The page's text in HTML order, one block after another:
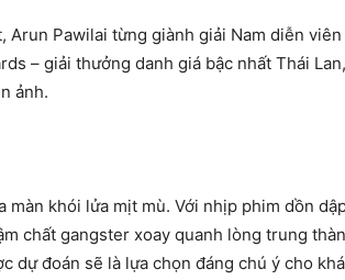
Arun Pawilai từng giành giải Nam diễn
– giải thưởng danh giá bậc nhất Thái
ảnh.
khói lửa mịt mù. Với nhịp phim dồn
chất gangster xoay quanh lòng trung
dự đoán sẽ là lựa chọn đáng chú ý cho